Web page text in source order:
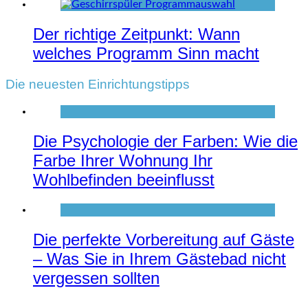
Der richtige Zeitpunkt: Wann
welches Programm Sinn macht
Die neuesten Einrichtungstipps
Die Psychologie der Farben: Wie die
Farbe Ihrer Wohnung Ihr
Wohlbefinden beeinflusst
Die perfekte Vorbereitung auf Gäste
– Was Sie in Ihrem Gästebad nicht
vergessen sollten